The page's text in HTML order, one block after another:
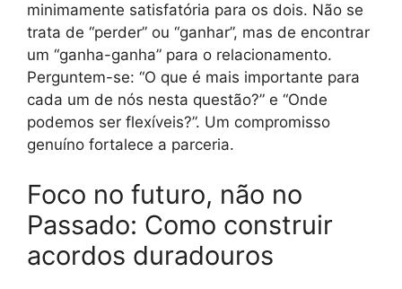
minimamente satisfatória para os dois. Não se
trata de “perder” ou “ganhar”, mas de encontrar
um “ganha-ganha” para o relacionamento.
Perguntem-se: “O que é mais importante para
cada um de nós nesta questão?” e “Onde
podemos ser flexíveis?”. Um compromisso
genuíno fortalece a parceria.
Foco no futuro, não no
Passado: Como construir
acordos duradouros